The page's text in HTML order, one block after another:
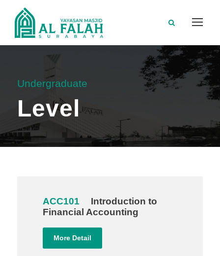
Undergraduate
Level
ACC101
Introduction to
Financial Accounting
More Detail